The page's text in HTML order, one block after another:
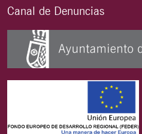
Canal de Denuncias